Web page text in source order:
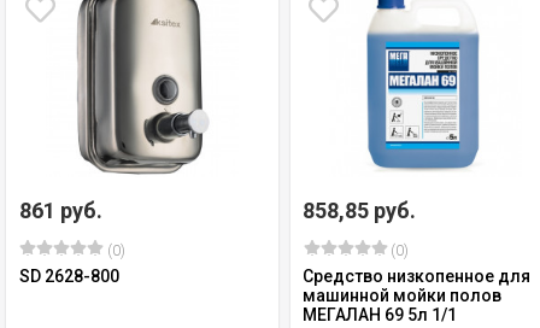
861 руб.
(0)
SD 2628-800
858,85 руб.
(0)
Средство низкопенное для
машинной мойки полов
МЕГАЛАН 69 5л 1/1